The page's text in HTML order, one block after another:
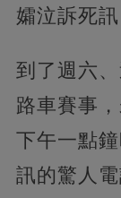
孀泣訴死訊
到了週六
路車賽事
下午一點
訊的驚人